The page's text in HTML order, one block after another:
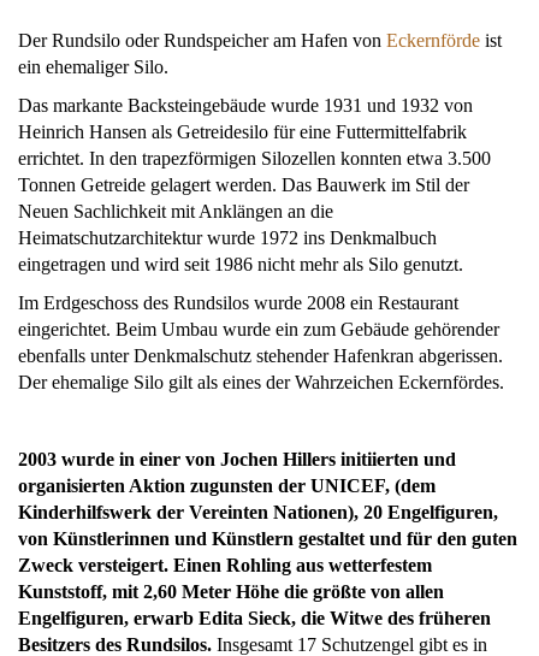
Der Rundsilo oder Rundspeicher am Hafen von Eckernförde ist
ein ehemaliger Silo.
Das markante Backsteingebäude wurde 1931 und 1932 von
Heinrich Hansen als Getreidesilo für eine Futtermittelfabrik
errichtet. In den trapezförmigen Silozellen konnten etwa 3.500
Tonnen Getreide gelagert werden. Das Bauwerk im Stil der
Neuen Sachlichkeit mit Anklängen an die
Heimatschutzarchitektur wurde 1972 ins Denkmalbuch
eingetragen und wird seit 1986 nicht mehr als Silo genutzt.
Im Erdgeschoss des Rundsilos wurde 2008 ein Restaurant
eingerichtet. Beim Umbau wurde ein zum Gebäude gehörender
ebenfalls unter Denkmalschutz stehender Hafenkran abgerissen.
Der ehemalige Silo gilt als eines der Wahrzeichen Eckernfördes.
2003 wurde in einer von Jochen Hillers initiierten und
organisierten Aktion zugunsten der UNICEF, (dem
Kinderhilfswerk der Vereinten Nationen), 20 Engelfiguren,
von Künstlerinnen und Künstlern gestaltet und für den guten
Zweck versteigert. Einen Rohling aus wetterfestem
Kunststoff, mit 2,60 Meter Höhe die größte von allen
Engelfiguren, erwarb Edita Sieck, die Witwe des früheren
Besitzers des Rundsilos. Insgesamt 17 Schutzengel gibt es in